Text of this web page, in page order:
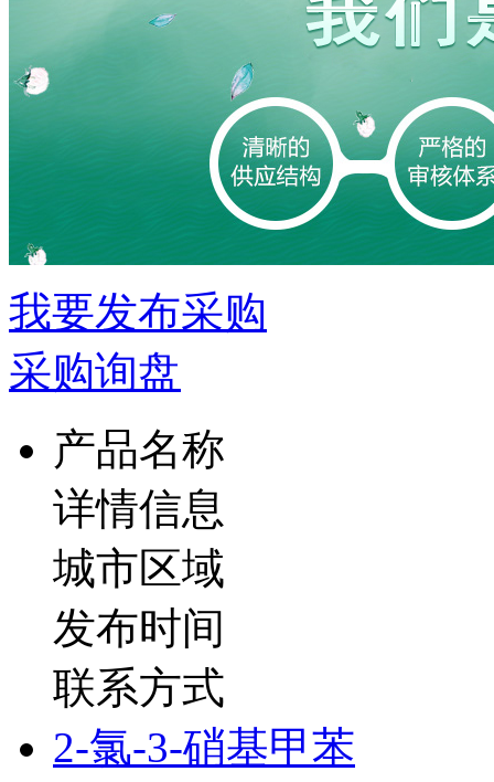
我要发布采购
采购询盘
产品名称
详情信息
城市区域
发布时间
联系方式
2-氯-3-硝基甲苯